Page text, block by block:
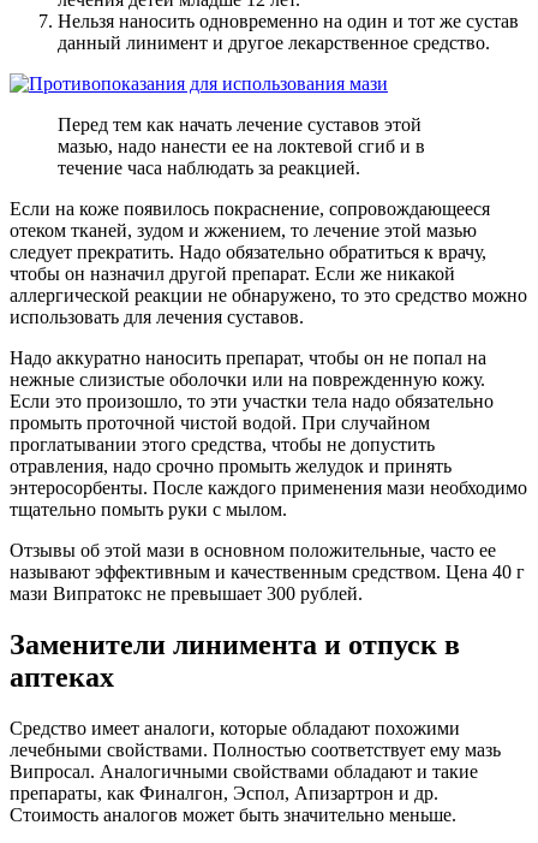
Нельзя наносить одновременно на один и тот же сустав
данный линимент и другое лекарственное средство.
Перед тем как начать лечение суставов этой
мазью, надо нанести ее на локтевой сгиб и в
течение часа наблюдать за реакцией.
Если на коже появилось покраснение, сопровождающееся
отеком тканей, зудом и жжением, то лечение этой мазью
следует прекратить. Надо обязательно обратиться к врачу,
чтобы он назначил другой препарат. Если же никакой
аллергической реакции не обнаружено, то это средство можно
использовать для лечения суставов.
Надо аккуратно наносить препарат, чтобы он не попал на
нежные слизистые оболочки или на поврежденную кожу.
Если это произошло, то эти участки тела надо обязательно
промыть проточной чистой водой. При случайном
проглатывании этого средства, чтобы не допустить
отравления, надо срочно промыть желудок и принять
энтеросорбенты. После каждого применения мази необходимо
тщательно помыть руки с мылом.
Отзывы об этой мази в основном положительные, часто ее
называют эффективным и качественным средством. Цена 40 г
мази Випратокс не превышает 300 рублей.
Заменители линимента и отпуск в
аптеках
Средство имеет аналоги, которые обладают похожими
лечебными свойствами. Полностью соответствует ему мазь
Випросал. Аналогичными свойствами обладают и такие
препараты, как Финалгон, Эспол, Апизартрон и др.
Стоимость аналогов может быть значительно меньше.